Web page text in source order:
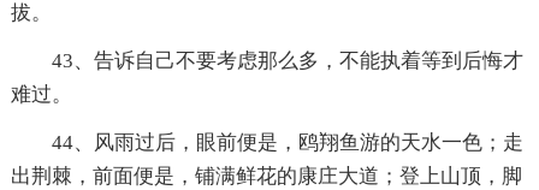
拔。
43、告诉自己不要考虑那么多，不能执着等到后悔才
难过。
44、风雨过后，眼前便是，鸥翔鱼游的天水一色；走
出荆棘，前面便是，铺满鲜花的康庄大道；登上山顶，脚